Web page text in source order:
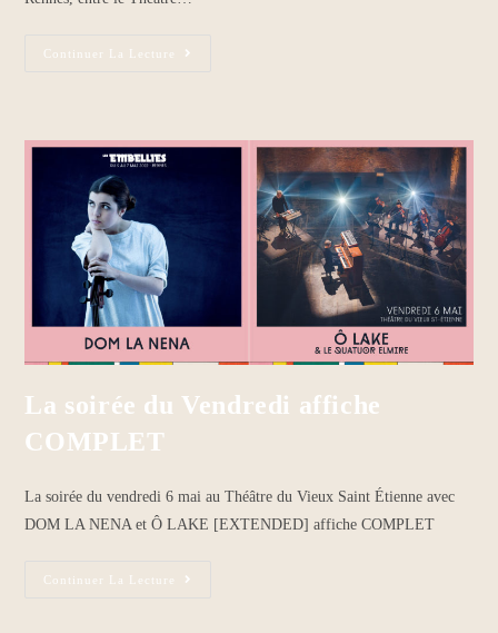
Continuer La Lecture
La soirée du Vendredi affiche
COMPLET
La soirée du vendredi 6 mai au Théâtre du Vieux Saint Étienne avec
DOM LA NENA et Ô LAKE [EXTENDED] affiche COMPLET
Continuer La Lecture